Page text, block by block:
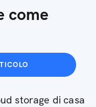
come
storage di casa